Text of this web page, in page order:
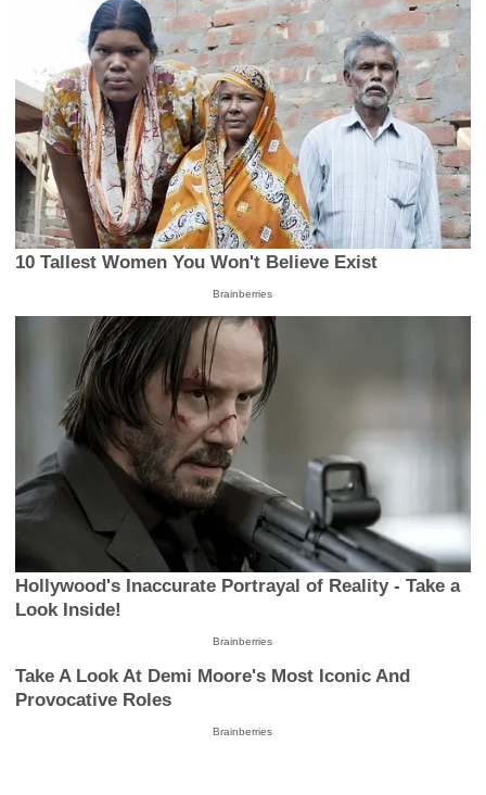
10 Tallest Women You Won't Believe Exist
Brainberries
Hollywood's Inaccurate Portrayal of Reality - Take a
Look Inside!
Brainberries
Take A Look At Demi Moore's Most Iconic And
Provocative Roles
Brainberries